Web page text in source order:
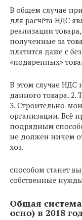
В общем случае
для расчёта НДС
реализации
полученные за
платится даже с
«подаренных»
В этом случае НДС
данного товара.
3. Строительно-
организации. Всё
подрядным
не должен ничем
хоз.
способом станет
собственные
Общая
осно) в 2018